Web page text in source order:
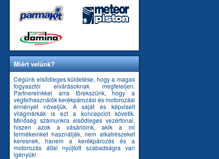
Miért velünk?
Cégünk elsődleges küldetése, hogy a magas
fogyasztói elvárásoknak megfeleljen.
Partnereinkkel arra törekszünk, hogy a
végfelhasználók kerékpározási és motorozási
élményét növeljük. A saját és képviselt
világmárkák is ezt a koncepciót követik.
Minőség számunkra elsődleges vezérfonal,
hiszen azok a vásárlóink, akik a mi
termékeinket használják, nem alkatrészeket
keresnek, hanem a kerékpározás és a
motorozás által nyújtott szabadságra van
igényük!